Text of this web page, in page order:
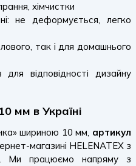
хімчистки
не деформується, легко
так і для домашнього
відповідності дизайну
мм в Україні
шириною 10 мм, артикул
магазині HELENATEX з
Ми працюємо напряму з